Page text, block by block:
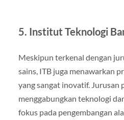
5. Institut Teknologi
Meskipun terkenal dengan
sains, ITB juga menawarkan
yang sangat inovatif. Jurusan
menggabungkan teknologi
fokus pada pengembangan